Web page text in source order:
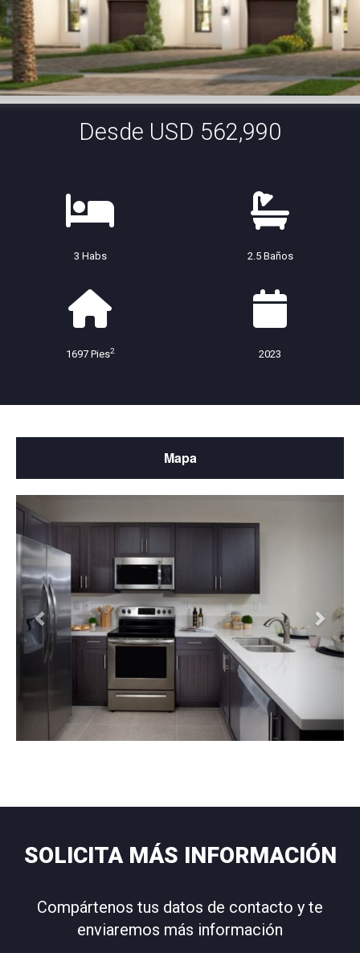
Desde USD 562,990
3 Habs 2.5 Baños
1697 Pies2 2023
Mapa
SOLICITA MÁS INFORMACIÓN
Compártenos tus datos de contacto y te
enviaremos más información